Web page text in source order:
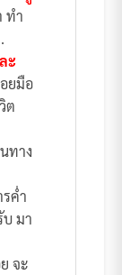
ทำ
ะ
ยมือ
ต
ทาง
ค่ำ
บ มา
จะ